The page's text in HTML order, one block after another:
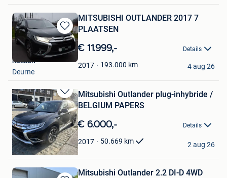
Bewaren
in
Mijn
Favorieten
MITSUBISHI OUTLANDER 2017 7
PLAATSEN
€ 11.999,- Details
2017 193.000 km
hassan
Deurne
4 aug 26
Bewaren
in
Mijn
Favorieten
Mitsubishi Outlander plug-inhybride /
BELGIUM PAPERS
€ 6.000,- Details
2017 50.669 km
Carys NV
Willebroek
2 aug 26
Mitsubishi Outlander 2.2 DI-D 4WD